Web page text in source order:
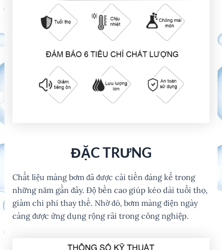
ĐẶC TRƯNG
Chất liệu màng bơm đã được cải tiến đáng kể trong
những năm gần đây. Độ bền cao giúp kéo dài tuổi thọ,
giảm chi phí thay thế. Nhờ đó, bơm màng điện ngày
càng được ứng dụng rộng rãi trong công nghiệp.